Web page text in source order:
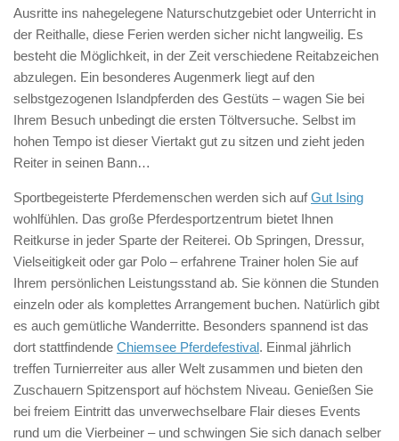
Ausritte ins nahegelegene Naturschutzgebiet oder Unterricht in
der Reithalle, diese Ferien werden sicher nicht langweilig. Es
besteht die Möglichkeit, in der Zeit verschiedene Reitabzeichen
abzulegen. Ein besonderes Augenmerk liegt auf den
selbstgezogenen Islandpferden des Gestüts – wagen Sie bei
Ihrem Besuch unbedingt die ersten Töltversuche. Selbst im
hohen Tempo ist dieser Viertakt gut zu sitzen und zieht jeden
Reiter in seinen Bann…
Sportbegeisterte Pferdemenschen werden sich aufGut Ising
wohlfühlen. Das große Pferdesportzentrum bietet Ihnen
Reitkurse in jeder Sparte der Reiterei. Ob Springen, Dressur,
Vielseitigkeit oder gar Polo – erfahrene Trainer holen Sie auf
Ihrem persönlichen Leistungsstand ab. Sie können die Stunden
einzeln oder als komplettes Arrangement buchen. Natürlich gibt
es auch gemütliche Wanderritte. Besonders spannend ist das
dort stattfindende Chiemsee Pferdefestival. Einmal jährlich
treffen Turnierreiter aus aller Welt zusammen und bieten den
Zuschauern Spitzensport auf höchstem Niveau. Genießen Sie
bei freiem Eintritt das unverwechselbare Flair dieses Events
rund um die Vierbeiner – und schwingen Sie sich danach selber